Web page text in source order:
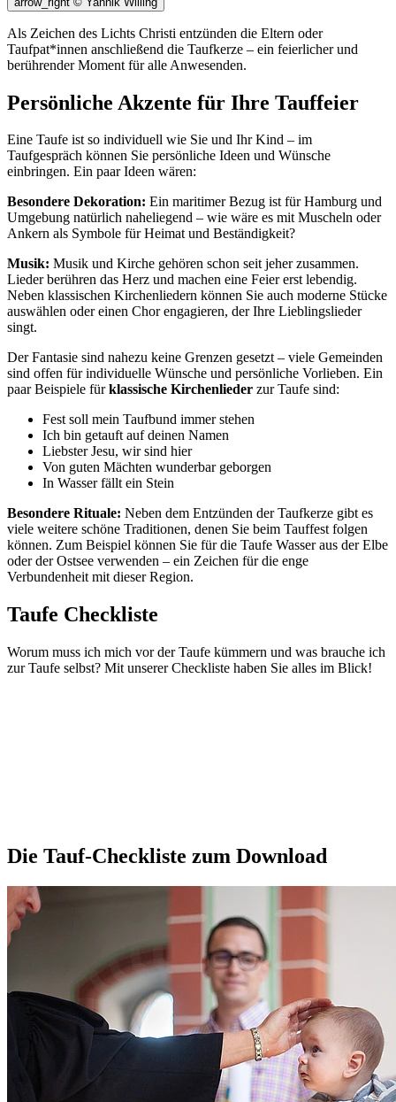
Als Zeichen des Lichts Christi entzünden die Eltern oder
Taufpat*innen anschließend die Taufkerze – ein feierlicher und
berührender Moment für alle Anwesenden.
Persönliche Akzente für Ihre Tauffeier
Eine Taufe ist so individuell wie Sie und Ihr Kind – im
Taufgespräch können Sie persönliche Ideen und Wünsche
einbringen. Ein paar Ideen wären:
Besondere Dekoration: Ein maritimer Bezug ist für Hamburg und
Umgebung natürlich naheliegend – wie wäre es mit Muscheln oder
Ankern als Symbole für Heimat und Beständigkeit?
Musik: Musik und Kirche gehören schon seit jeher zusammen.
Lieder berühren das Herz und machen eine Feier erst lebendig.
Neben klassischen Kirchenliedern können Sie auch moderne Stücke
auswählen oder einen Chor engagieren, der Ihre Lieblingslieder
singt.
Der Fantasie sind nahezu keine Grenzen gesetzt – viele Gemeinden
sind offen für individuelle Wünsche und persönliche Vorlieben. Ein
paar Beispiele fürklassische Kirchenlieder zur Taufe sind:
Fest soll mein Taufbund immer stehen
Ich bin getauft auf deinen Namen
Liebster Jesu, wir sind hier
Von guten Mächten wunderbar geborgen
In Wasser fällt ein Stein
Besondere Rituale: Neben dem Entzünden der Taufkerze gibt es
viele weitere schöne Traditionen, denen Sie beim Tauffest folgen
können. Zum Beispiel können Sie für die Taufe Wasser aus der Elbe
oder der Ostsee verwenden – ein Zeichen für die enge
Verbundenheit mit dieser Region.
Taufe Checkliste
Worum muss ich mich vor der Taufe kümmern und was brauche ich
zur Taufe selbst? Mit unserer Checkliste haben Sie alles im Blick!
Die Tauf-Checkliste zum Download